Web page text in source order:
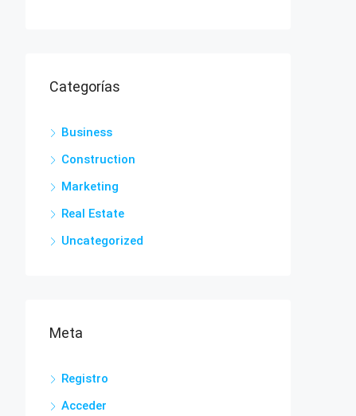
Categorías
Business
Construction
Marketing
Real Estate
Uncategorized
Meta
Registro
Acceder